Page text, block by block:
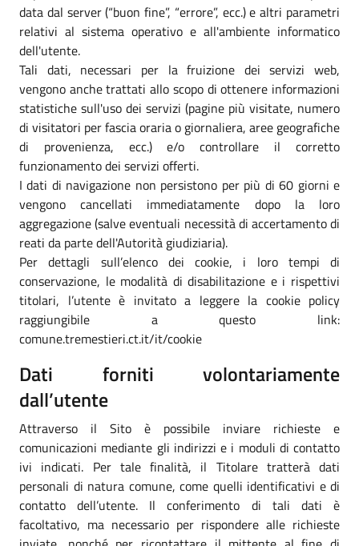
data dal server (“buon fine”, “errore”, ecc.) e altri parametri
relativi al sistema operativo e all'ambiente informatico
dell'utente.
Tali dati, necessari per la fruizione dei servizi web,
vengono anche trattati allo scopo di ottenere informazioni
statistiche sull'uso dei servizi (pagine più visitate, numero
di visitatori per fascia oraria o giornaliera, aree geografiche
di provenienza, ecc.) e/o controllare il corretto
funzionamento dei servizi offerti.
I dati di navigazione non persistono per più di 60 giorni e
vengono cancellati immediatamente dopo la loro
aggregazione (salve eventuali necessità di accertamento di
reati da parte dell'Autorità giudiziaria).
Per dettagli sull’elenco dei cookie, i loro tempi di
conservazione, le modalità di disabilitazione e i rispettivi
titolari, l’utente è invitato a leggere la cookie policy
raggiungibile a questo link:
comune.tremestieri.ct.it/it/cookie
Dati forniti volontariamente
dall’utente
Attraverso il Sito è possibile inviare richieste e
comunicazioni mediante gli indirizzi e i moduli di contatto
ivi indicati. Per tale finalità, il Titolare tratterà dati
personali di natura comune, come quelli identificativi e di
contatto dell’utente. Il conferimento di tali dati è
facoltativo, ma necessario per rispondere alle richieste